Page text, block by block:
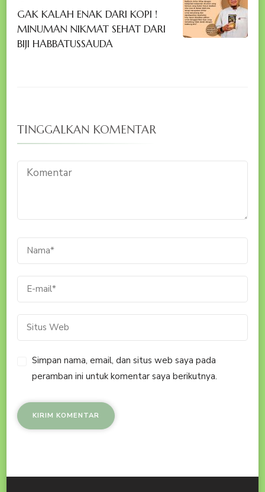
GAK KALAH ENAK DARI KOPI !
MINUMAN NIKMAT SEHAT DARI
BIJI HABBATUSSAUDA
TINGGALKAN KOMENTAR
Simpan nama, email, dan situs web saya pada
peramban ini untuk komentar saya berikutnya.